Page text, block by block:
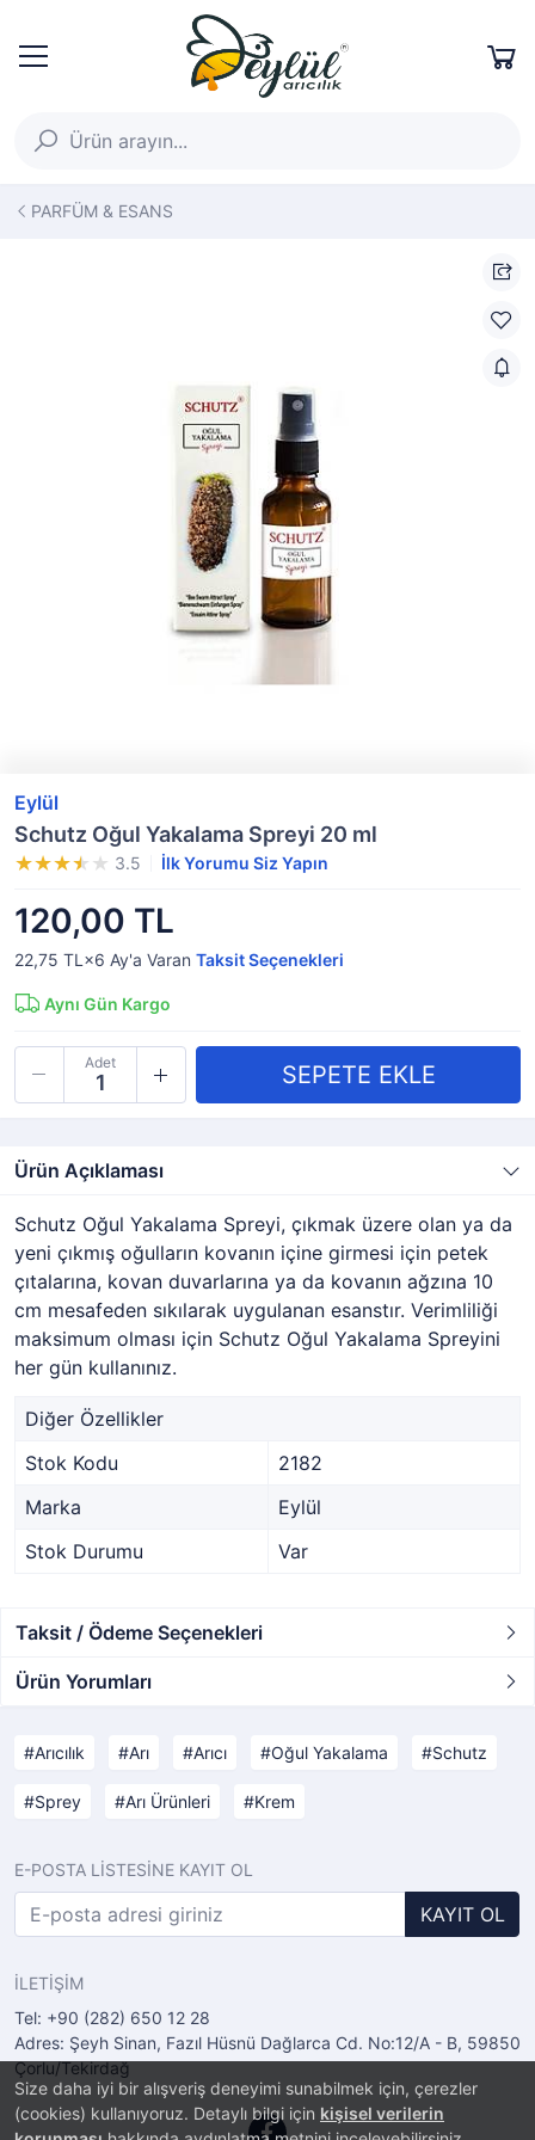
Size daha iyi bir alışveriş deneyimi sunabilmek için, çerezler
(cookies) kullanıyoruz. Detaylı bilgi için kişisel verilerin
PARFÜM & ESANS
Eylül
Schutz Oğul Yakalama Spreyi 20 ml
3.5 İlk Yorumu Siz Yapın
120,00 TL
22,75 TL×6 Ay'a Varan Taksit Seçenekleri
Aynı Gün Kargo
Adet
Ürün Açıklaması
Schutz Oğul Yakalama Spreyi, çıkmak üzere olan ya da
yeni çıkmış oğulların kovanın içine girmesi için petek
çıtalarına, kovan duvarlarına ya da kovanın ağzına 10
cm mesafeden sıkılarak uygulanan esanstır. Verimliliği
maksimum olması için Schutz Oğul Yakalama Spreyini
her gün kullanınız.
Diğer Özellikler
Stok Kodu
2182
Marka
Eylül
Stok Durumu
Var
Taksit / Ödeme Seçenekleri
Ürün Yorumları
Arıcılık Arı Arıcı Oğul Yakalama Schutz
Sprey Arı Ürünleri Krem
E-POSTA LİSTESİNE KAYIT OL
KAYIT OL
İLETİŞİM
Tel: +90 (282) 650 12 28
Adres: Şeyh Sinan, Fazıl Hüsnü Dağlarca Cd. No:12/A - B, 59850
Çorlu/Tekirdağ